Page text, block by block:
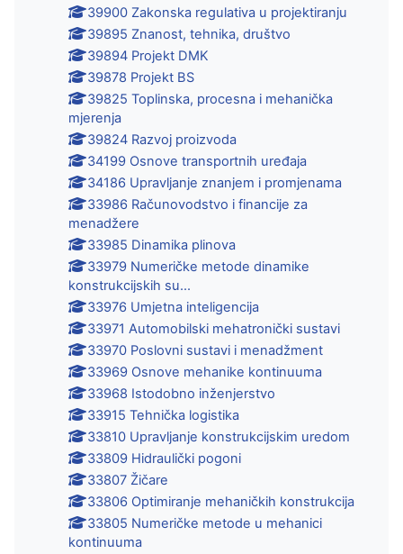
39900 Zakonska regulativa u projektiranju
39895 Znanost, tehnika, društvo
39894 Projekt DMK
39878 Projekt BS
39825 Toplinska, procesna i mehanička
mjerenja
39824 Razvoj proizvoda
34199 Osnove transportnih uređaja
34186 Upravljanje znanjem i promjenama
33986 Računovodstvo i financije za
menadžere
33985 Dinamika plinova
33979 Numeričke metode dinamike
konstrukcijskih su...
33976 Umjetna inteligencija
33971 Automobilski mehatronički sustavi
33970 Poslovni sustavi i menadžment
33969 Osnove mehanike kontinuuma
33968 Istodobno inženjerstvo
33915 Tehnička logistika
33810 Upravljanje konstrukcijskim uredom
33809 Hidraulički pogoni
33807 Žičare
33806 Optimiranje mehaničkih konstrukcija
33805 Numeričke metode u mehanici
kontinuuma